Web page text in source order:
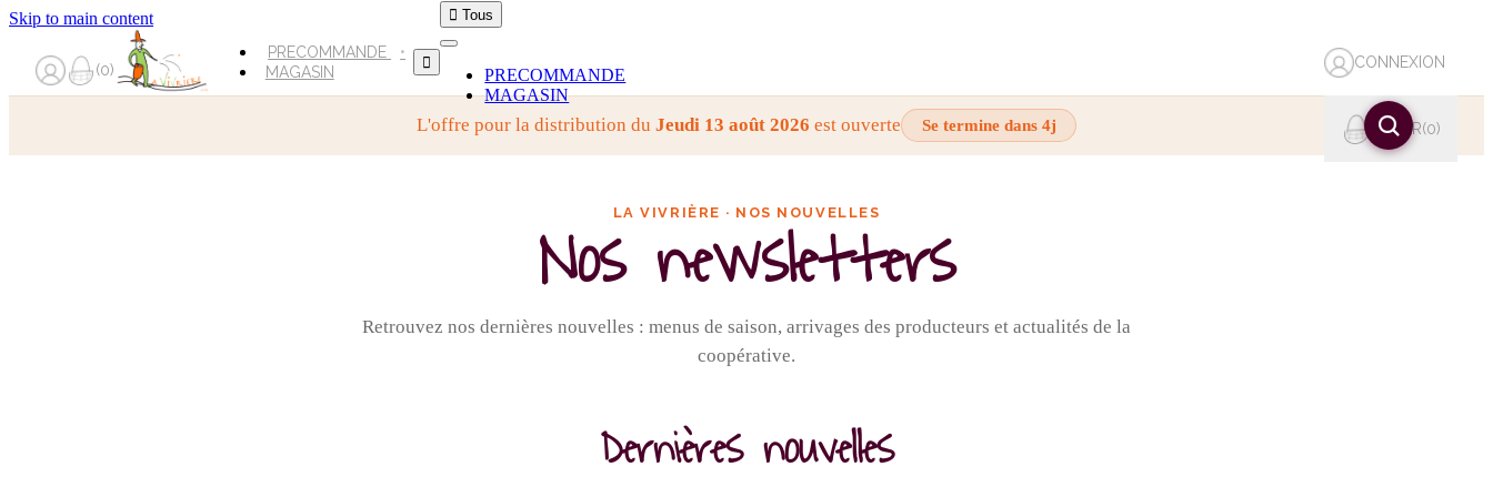
Skip to main content
PRECOMMANDE
MAGASIN

 Tous
PRECOMMANDE
MAGASIN
CONNEXION
PANIER 0
0
L'offre pour la distribution du Jeudi 13 août 2026 est ouverte Se termine dans 4j
LA VIVRIÈRE · NOS NOUVELLES
Nos newsletters
Retrouvez nos dernières nouvelles : menus de saison, arrivages des producteurs et actualités de la
coopérative.
Dernières nouvelles